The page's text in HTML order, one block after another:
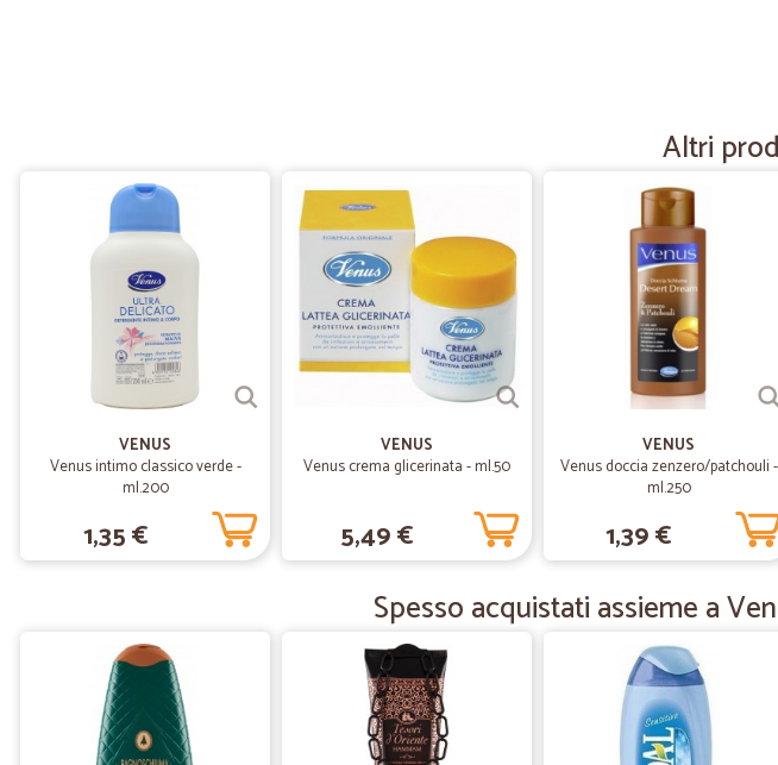
Altri
VENUS
Venus intimo classico verde -
ml.200
1,35 €
VENUS
Venus crema glicerinata - ml.50
5,49 €
VENUS
Venus doccia zenzero/patchouli -
ml.250
1,39 €
Spesso acquistati assieme a